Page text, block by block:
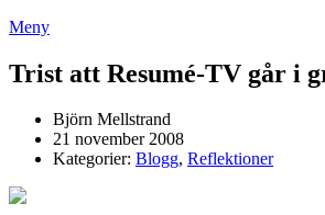
Meny
Trist att Resumé-TV går i
Björn Mellstrand
21 november 2008
Kategorier: Blogg, Reflektioner